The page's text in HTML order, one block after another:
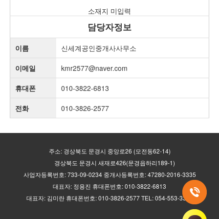
소재지 미입력
담당자정보
이름 신세계공인중개사사무소
이메일 kmr2577@naver.com
휴대폰 010-3822-6813
전화 010-3826-2577
주소: 경상북도 문경시 중앙로26 (모전동62-14)
경상북도 문경시 새재로426(문경읍하리189-1)
사업자등록번호: 733-09-0234 중개사등록번호: 47280-2016-3335
대표자: 정용진 휴대폰번호: 010-3822-6813
대표자: 김미란 휴대폰번호: 010-3826-2577 TEL: 054-553-3335